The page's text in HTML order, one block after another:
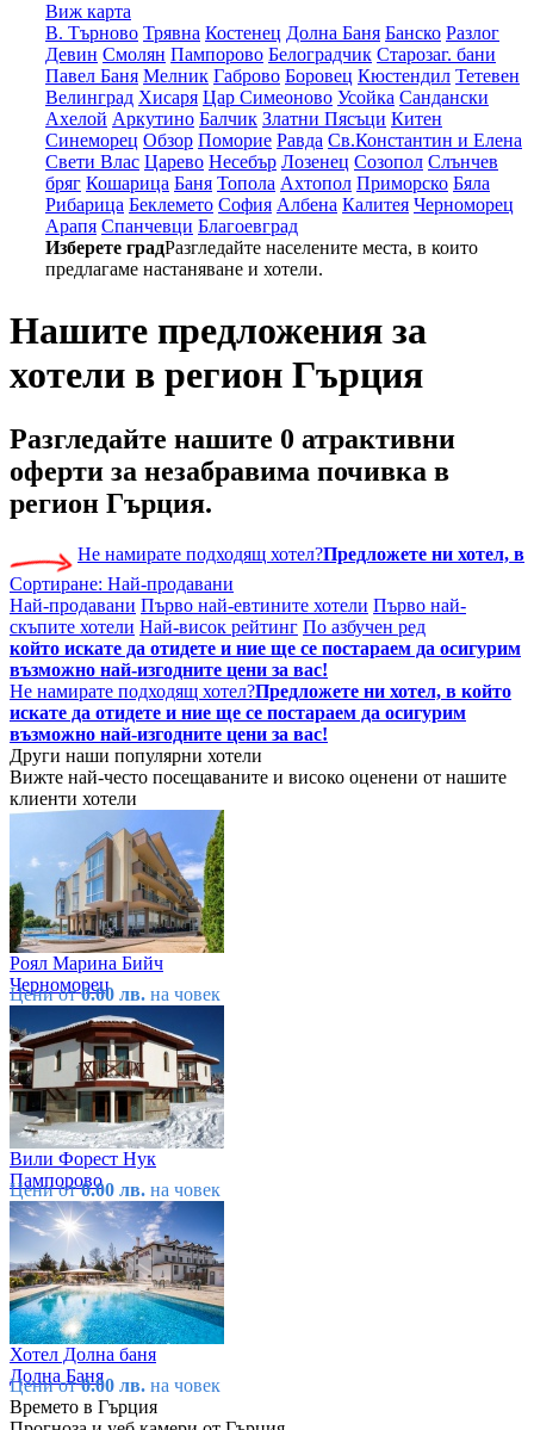
Виж карта
В. Търново Трявна Костенец Долна Баня Банско Разлог
Девин Смолян Пампорово Белоградчик Старозаг. бани
Павел Баня Мелник Габрово Боровец Кюстендил Тетевен
Велинград Хисаря Цар Симеоново Усойка Сандански
Ахелой Аркутино Балчик Златни Пясъци Китен
Синеморец Обзор Поморие Равда Св.Константин и Елена
Свети Влас Царево Несебър Лозенец Созопол Слънчев
бряг Кошарица Баня Топола Ахтопол Приморско Бяла
Рибарица Беклемето София Албена Калитея Черноморец
Арапя Спанчевци Благоевград
Изберете градРазгледайте населените места, в които
предлагаме настаняване и хотели.
Нашите предложения за
хотели в регион Гърция
Разгледайте нашите 0 атрактивни
оферти за незабравима почивка в
регион Гърция.
Сортиране: Най-продавани
Най-продавани Първо най-евтините хотели Първо най-
скъпите хотели Най-висок рейтинг По азбучен ред
Не намирате подходящ хотел?Предложете ни хотел, в
който искате да отидете и ние ще се постараем да осигурим
възможно най-изгодните цени за вас!
Не намирате подходящ хотел?Предложете ни хотел, в който
искате да отидете и ние ще се постараем да осигурим
възможно най-изгодните цени за вас!
Други наши популярни хотели
Вижте най-често посещаваните и високо оценени от нашите
клиенти хотели
Роял Марина Бийч
Черноморец
Цени от0.00 лв. на човек
Вили Форест Нук
Пампорово
Цени от0.00 лв. на човек
Хотел Долна баня
Долна Баня
Цени от0.00 лв. на човек
Времето в Гърция